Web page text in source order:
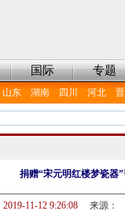
国际 专题
山东 湖南 四川 河北
捐赠“宋元明红楼梦瓷器
2019-11-12 9:26:08来源：